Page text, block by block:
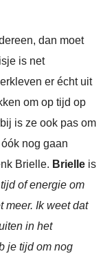
dan moet
is net
er écht uit
om op tijd op
is ze ook pas om
nog gaan
Brielle. Brielle is
of energie om
meer. Ik weet dat
in het
je tijd om nog